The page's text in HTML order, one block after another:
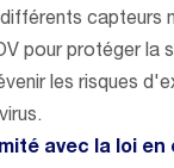
capteurs
pour protéger la
les risques
avec la loi en